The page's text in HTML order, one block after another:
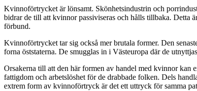
Kvinnoförtrycket är lönsamt. Skönhetsindustrin och
bidrar de till att kvinnor passiviseras och hålls tillbaka. Detta
förbund.
Kvinnoförtrycket tar sig också mer brutala former. Den
forna öststaterna. De smugglas in i Västeuropa där de
Orsakerna till att den här formen av handel med kvinnor kan
fattigdom och arbetslöshet för de drabbade folken. Dels
extrem form av kvinnoförtryck är det ett uttryck för samma